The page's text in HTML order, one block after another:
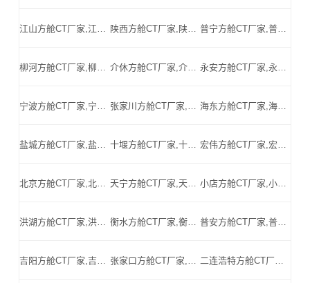
江山方舱CT厂家,江山方舱式CT,江山CT方舱,江山方舱CT,江山医用CT方舱,江山移动方舱CT-江山医用CT方舱公司 陕西方舱CT厂家,陕西方舱式CT,陕西CT方舱,陕西方舱CT,陕西医用CT方舱,陕西移动方舱CT-陕西医用CT方舱公司 普宁方舱CT厂家,普宁方舱式CT,普宁CT方舱,普宁方舱CT,普宁医用CT方舱,普宁移动方舱CT-普宁医用CT方舱公司
柳河方舱CT厂家,柳河方舱式CT,柳河CT方舱,柳河方舱CT,柳河医用CT方舱,柳河移动方舱CT-柳河医用CT方舱公司 介休方舱CT厂家,介休方舱式CT,介休CT方舱,介休方舱CT,介休医用CT方舱,介休移动方舱CT-介休医用CT方舱公司 永安方舱CT厂家,永安方舱式CT,永安CT方舱,永安方舱CT,永安医用CT方舱,永安移动方舱CT-永安医用CT方舱公司
宁波方舱CT厂家,宁波方舱式CT,宁波CT方舱,宁波方舱CT,宁波医用CT方舱,宁波移动方舱CT-宁波医用CT方舱公司 张家川方舱CT厂家,张家川方舱式CT,张家川CT方舱,张家川方舱CT,张家川医用CT方舱,张家川移动方舱CT-张家川医用CT方舱公司 海东方舱CT厂家,海东方舱式CT,海东CT方舱,海东方舱CT,海东医用CT方舱,海东移动方舱CT-海东医用CT方舱公司
盐城方舱CT厂家,盐城方舱式CT,盐城CT方舱,盐城方舱CT,盐城医用CT方舱,盐城移动方舱CT-盐城医用CT方舱公司 十堰方舱CT厂家,十堰方舱式CT,十堰CT方舱,十堰方舱CT,十堰医用CT方舱,十堰移动方舱CT-十堰医用CT方舱公司 宏伟方舱CT厂家,宏伟方舱式CT,宏伟CT方舱,宏伟方舱CT,宏伟医用CT方舱,宏伟移动方舱CT-宏伟医用CT方舱公司
北京方舱CT厂家,北京方舱式CT,北京CT方舱,北京方舱CT,北京医用CT方舱,北京移动方舱CT-北京医用CT方舱公司 天宁方舱CT厂家,天宁方舱式CT,天宁CT方舱,天宁方舱CT,天宁医用CT方舱,天宁移动方舱CT-天宁医用CT方舱公司 小店方舱CT厂家,小店方舱式CT,小店CT方舱,小店方舱CT,小店医用CT方舱,小店移动方舱CT-小店医用CT方舱公司
洪湖方舱CT厂家,洪湖方舱式CT,洪湖CT方舱,洪湖方舱CT,洪湖医用CT方舱,洪湖移动方舱CT-洪湖医用CT方舱公司 衡水方舱CT厂家,衡水方舱式CT,衡水CT方舱,衡水方舱CT,衡水医用CT方舱,衡水移动方舱CT-衡水医用CT方舱公司 普安方舱CT厂家,普安方舱式CT,普安CT方舱,普安方舱CT,普安医用CT方舱,普安移动方舱CT-普安医用CT方舱公司
吉阳方舱CT厂家,吉阳方舱式CT,吉阳CT方舱,吉阳方舱CT,吉阳医用CT方舱,吉阳移动方舱CT-吉阳医用CT方舱公司 张家口方舱CT厂家,张家口方舱式CT,张家口CT方舱,张家口方舱CT,张家口医用CT方舱,张家口移动方舱CT-张家口医用CT方舱公司 二连浩特方舱CT厂家,二连浩特方舱式CT,二连浩特CT方舱,二连浩特方舱CT,二连浩特医用CT方舱,二连浩特移动方舱CT-二连浩特医用CT方舱公司